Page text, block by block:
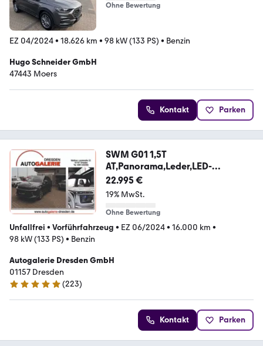
Ohne Bewertung
EZ 04/2024• 18.626 km • 98 kW (133 PS) • Benzin
Hugo Schneider GmbH
47443 Moers
Kontakt Parken
SWM G01 1,5T
AT,Panorama,Leder,LED-
SW,Klima,RFK,Spo
22.995 €
19% MwSt.
Ohne Bewertung
Unfallfrei • Vorführfahrzeug • EZ 06/2024• 16.000 km •
98 kW (133 PS) • Benzin
Autogalerie Dresden GmbH
01157 Dresden
5 Sterne
(223)
Kontakt Parken